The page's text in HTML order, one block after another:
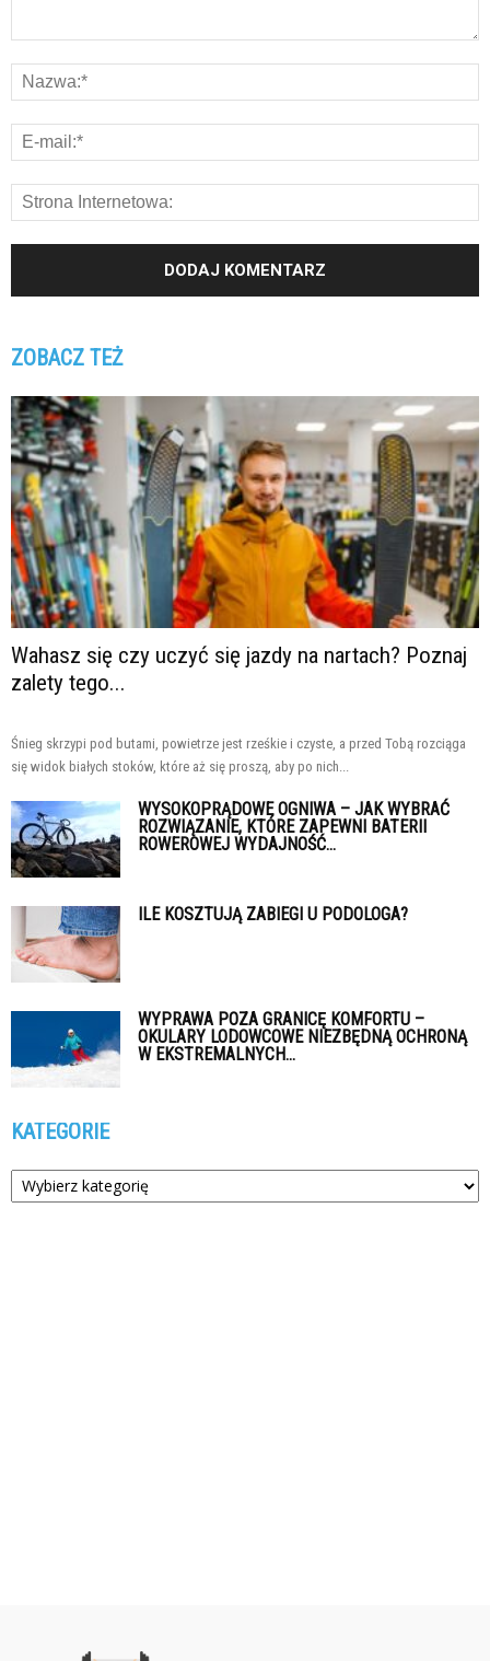
ZOBACZ TEŻ
Wahasz się czy uczyć się jazdy na nartach? Poznaj
zalety tego...
Śnieg skrzypi pod butami, powietrze jest rześkie i czyste, a przed Tobą rozciąga
się widok białych stoków, które aż się proszą, aby po nich...
WYSOKOPRĄDOWE OGNIWA – JAK WYBRAĆ
ROZWIĄZANIE, KTÓRE ZAPEWNI BATERII
ROWEROWEJ WYDAJNOŚĆ...
ILE KOSZTUJĄ ZABIEGI U PODOLOGA?
WYPRAWA POZA GRANICĘ KOMFORTU –
OKULARY LODOWCOWE NIEZBĘDNĄ OCHRONĄ
W EKSTREMALNYCH...
KATEGORIE
Kategorie